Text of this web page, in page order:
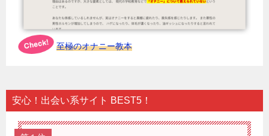
至極のオナニー教本
安心！出会い系サイト BEST5！